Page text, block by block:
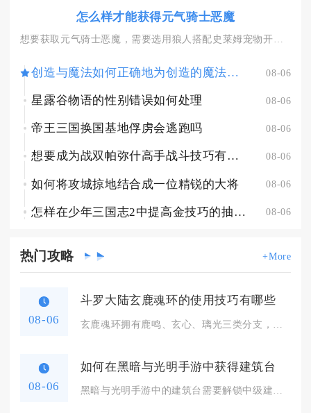
怎么样才能获得元气骑士恶魔
想要获取元气骑士恶魔，需要选用狼人搭配史莱姆宠物开启吊炸天模...
创造与魔法如何正确地为创造的魔法宠物提供食物 08-06
星露谷物语的性别错误如何处理 08-06
帝王三国换国基地俘虏会逃跑吗 08-06
想要成为战双帕弥什高手战斗技巧有什么窍门 08-06
如何将攻城掠地结合成一位精锐的大将 08-06
怎样在少年三国志2中提高金技巧的抽取率 08-06
热门攻略 +More
08-06
斗罗大陆玄鹿魂环的使用技巧有哪些
08-06
如何在黑暗与光明手游中获得建筑台
黑暗与光明手游中的建筑台需要解锁中级建筑学学识第二阶段，集齐...